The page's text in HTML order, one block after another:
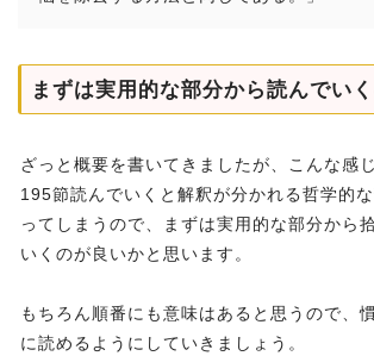
まずは実用的な部分から読んでい
ざっと概要を書いてきましたが、こんな感
195節読んでいくと解釈が分かれる哲学的
ってしまうので、まずは実用的な部分から
いくのが良いかと思います。
もちろん順番にも意味はあると思うので、
に読めるようにしていきましょう。